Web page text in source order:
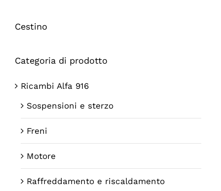
Cestino
Categoria di prodotto
Ricambi Alfa 916
Sospensioni e sterzo
Freni
Motore
Raffreddamento e riscaldamento